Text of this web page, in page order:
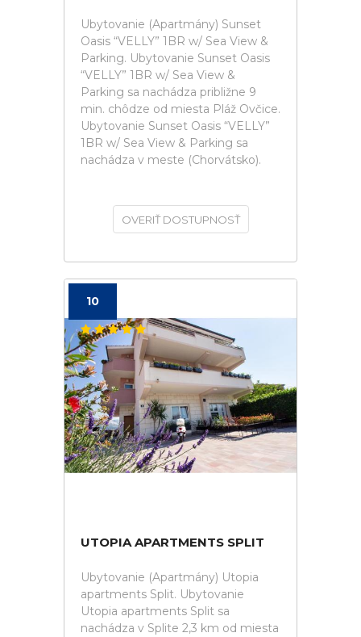
Ubytovanie (Apartmány) Sunset
Oasis “VELLY” 1BR w/ Sea View &
Parking. Ubytovanie Sunset Oasis
“VELLY” 1BR w/ Sea View &
Parking sa nachádza približne 9
min. chôdze od miesta Pláž Ovčice.
Ubytovanie Sunset Oasis “VELLY”
1BR w/ Sea View & Parking sa
nachádza v meste (Chorvátsko).
OVERIŤ DOSTUPNOSŤ
10
UTOPIA APARTMENTS SPLIT
Ubytovanie (Apartmány) Utopia
apartments Split. Ubytovanie
Utopia apartments Split sa
nachádza v Splite 2,3 km od miesta